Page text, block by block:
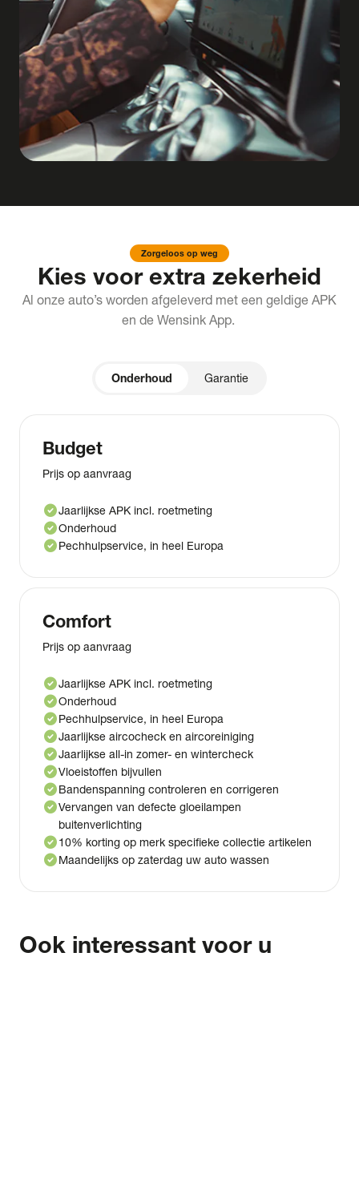
Zorgeloos op weg
Kies voor extra zekerheid
Al onze auto’s worden afgeleverd met een geldige APK
en de Wensink App.
Onderhoud Garantie
Budget
Prijs op aanvraag
check_circleJaarlijkse APK incl. roetmeting
check_circleOnderhoud
check_circlePechhulpservice, in heel Europa
Comfort
Prijs op aanvraag
check_circleJaarlijkse APK incl. roetmeting
check_circleOnderhoud
check_circlePechhulpservice, in heel Europa
check_circleJaarlijkse aircocheck en aircoreiniging
check_circleJaarlijkse all-in zomer- en wintercheck
check_circleVloeistoffen bijvullen
check_circleBandenspanning controleren en corrigeren
check_circleVervangen van defecte gloeilampen
buitenverlichting
check_circle10% korting op merk specifieke collectie artikelen
check_circleMaandelijks op zaterdag uw auto wassen
Ook interessant voor u